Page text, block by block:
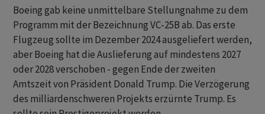
Boeing gab keine unmittelbare Stellungnahme zu dem
Programm mit der Bezeichnung VC-25B ab. Das erste
Flugzeug sollte im Dezember 2024 ausgeliefert werden,
aber Boeing hat die Auslieferung auf mindestens 2027
oder 2028 verschoben - gegen Ende der zweiten
Amtszeit von Präsident Donald Trump. Die Verzögerung
des milliardenschweren Projekts erzürnte Trump. Es